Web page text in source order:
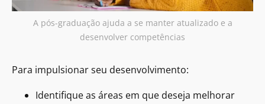
A pós-graduação ajuda a se manter atualizado e a
desenvolver competências
Para impulsionar seu desenvolvimento:
Identifique as áreas em que deseja melhorar